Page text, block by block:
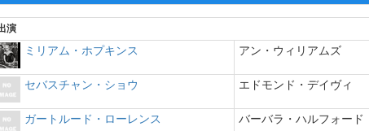
演
ミリアム・ホプキンス アン・ウィリアムズ
セバスチャン・ショウ エドモンド・デイヴィ
ガートルード・ローレンス バーバラ・ハルフォード